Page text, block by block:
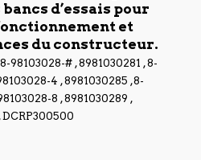
d’essais pour
et
du constructeur.
98103028-# , 8981030281 , 8-
4 , 8981030285 ,8-
8 , 8981030289 ,